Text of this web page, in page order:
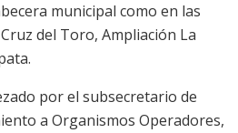
municipal como en las
del Toro, Ampliación La
por el subsecretario de
a Organismos Operadores,